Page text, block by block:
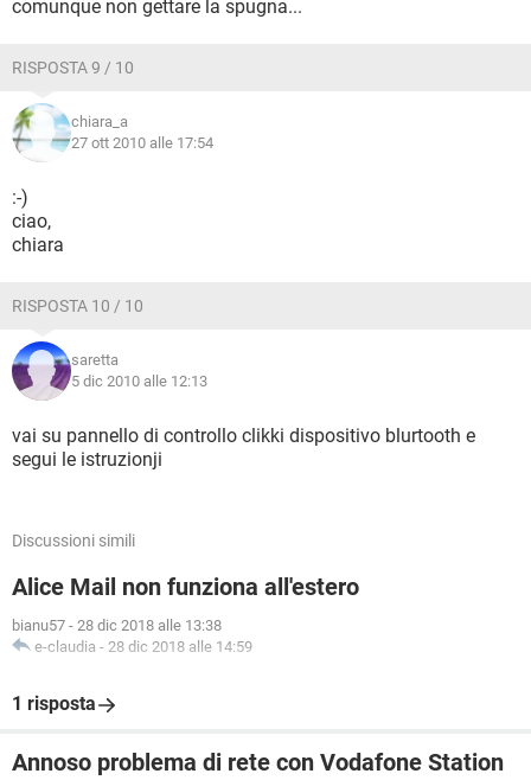
comunque non gettare la spugna...
RISPOSTA 9 / 10
chiara_a
27 ott 2010 alle 17:54
:-)
ciao,
chiara
RISPOSTA 10 / 10
saretta
5 dic 2010 alle 12:13
vai su pannello di controllo clikki dispositivo blurtooth e
segui le istruzionji
Discussioni simili
Alice Mail non funziona all'estero
bianu57 - 28 dic 2018 alle 13:38
e-claudia - 28 dic 2018 alle 14:59
1 risposta
Annoso problema di rete con Vodafone Station